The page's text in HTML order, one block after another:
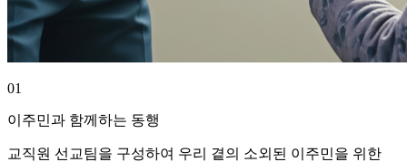
01
이주민과 함께하는 동행
교직원 선교팀을 구성하여 우리 곁의 소외된 이주민을 위한